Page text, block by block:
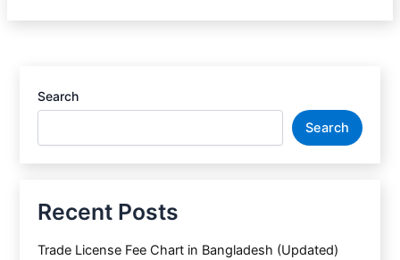
Search
Search
Recent Posts
Trade License Fee Chart in Bangladesh (Updated)